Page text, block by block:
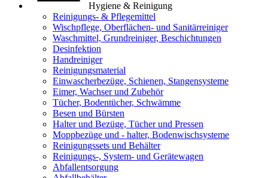
Hygiene & Reinigung
Reinigungs- & Pflegemittel
Wischpflege, Oberflächen- und Sanitärreiniger
Waschmittel, Grundreiniger, Beschichtungen
Desinfektion
Handreiniger
Reinigungsmaterial
Einwascherbezüge, Schienen, Stangensysteme
Eimer, Wachser und Zubehör
Tücher, Bodentücher, Schwämme
Besen und Bürsten
Halter und Bezüge, Tücher und Pressen
Moppbezüge und - halter, Bodenwischsysteme
Reinigungssets und Behälter
Reinigungs-, System- und Gerätewagen
Abfallentsorgung